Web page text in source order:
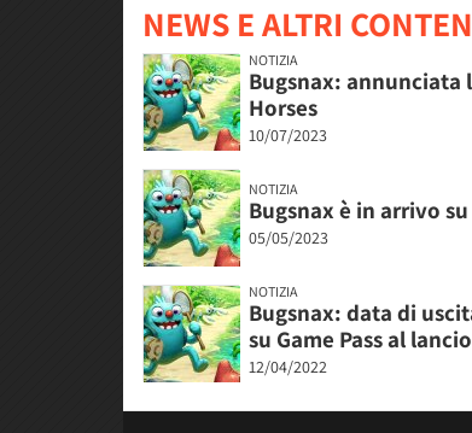
NEWS E ALTRI
NOTIZIA
Bugsnax: annunciata
Horses
10/07/2023
NOTIZIA
Bugsnax è in arrivo
05/05/2023
NOTIZIA
Bugsnax: data di
su Game Pass al lancio
12/04/2022